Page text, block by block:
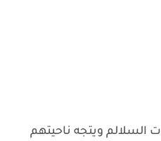
السلالم ويتجه ناحيتهم